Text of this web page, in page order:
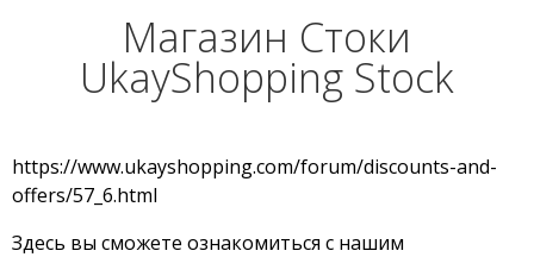
Магазин Стоки
UkayShopping Stock
https://www.ukayshopping.com/forum/discounts-and-
offers/57_6.html
Здесь вы сможете ознакомиться с нашим